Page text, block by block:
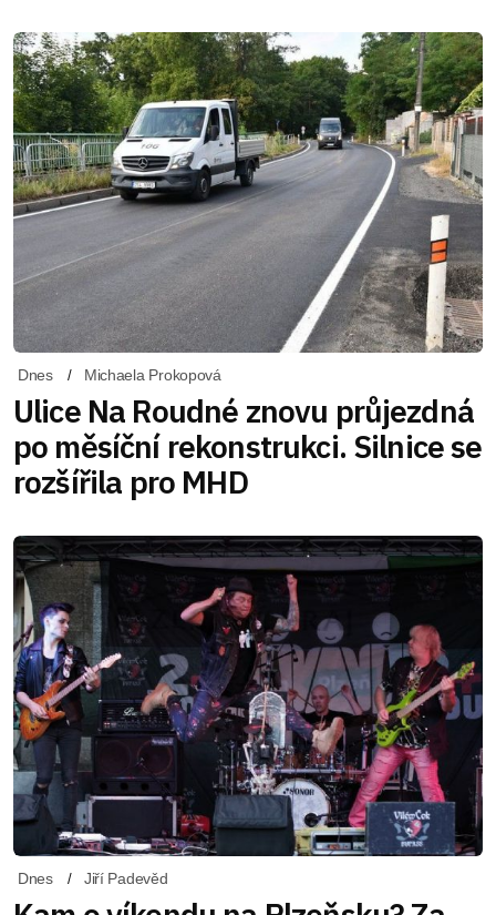
Dnes Michaela Prokopová
Ulice Na Roudné znovu průjezdná
po měsíční rekonstrukci. Silnice se
rozšířila pro MHD
Dnes Jiří Padevěd